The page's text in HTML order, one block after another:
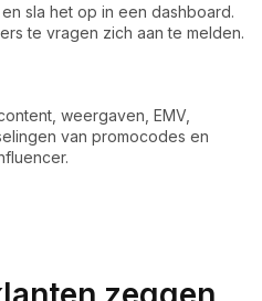
sla het op in een dashboard.
te vragen zich aan te melden.
weergaven, EMV,
van promocodes en